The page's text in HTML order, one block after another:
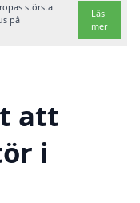
största
på
Läs
mer
att
i